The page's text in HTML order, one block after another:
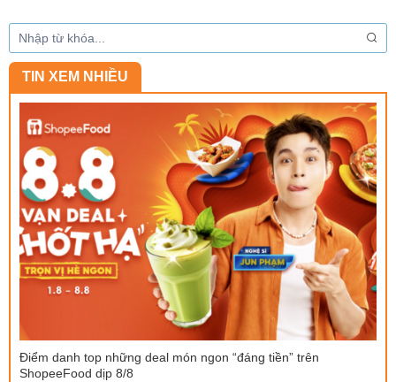
TIN XEM NHIỀU
Điểm danh top những deal món ngon “đáng tiền” trên
ShopeeFood dịp 8/8